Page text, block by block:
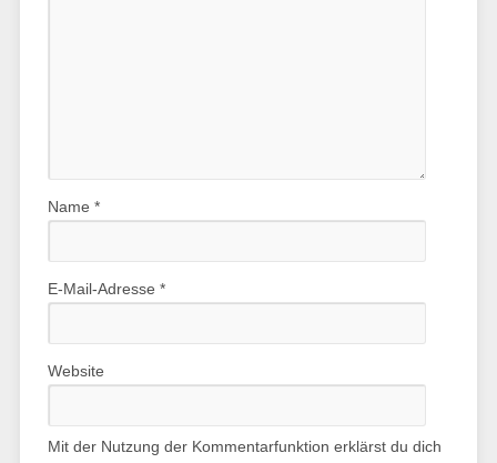
Name *
E-Mail-Adresse *
Website
Mit der Nutzung der Kommentarfunktion erklärst du dich